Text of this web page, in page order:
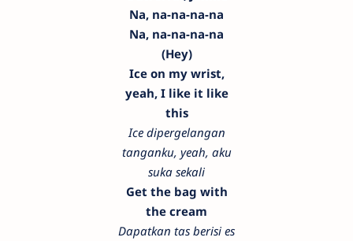
Na, na-na-na-na
Na, na-na-na-na
(Hey)
Ice on my wrist,
yeah, I like it like
this
Ice dipergelangan
tanganku, yeah, aku
suka sekali
Get the bag with
the cream
Dapatkan tas berisi es